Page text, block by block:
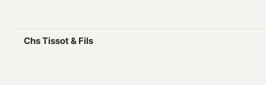
Chs Tissot & Fils